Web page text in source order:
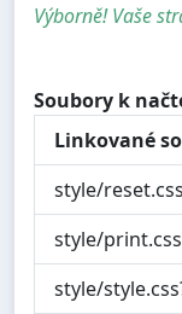
Výborně! Vaše
Soubory k
Linkované
style/
style/
style/